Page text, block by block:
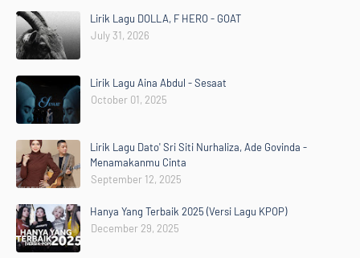
Lirik Lagu DOLLA, F HERO - GOAT
July 31, 2026
Lirik Lagu Aina Abdul - Sesaat
October 01, 2025
Lirik Lagu Dato' Sri Siti Nurhaliza, Ade Govinda -
Menamakanmu Cinta
September 12, 2025
Hanya Yang Terbaik 2025 (Versi Lagu KPOP)
December 29, 2025